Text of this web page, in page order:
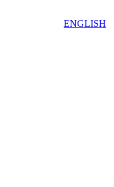
ENGLISH